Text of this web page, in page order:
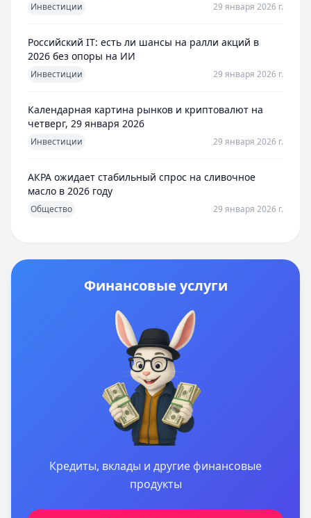
Инвестиции 29 января 2026 г.
Российский IT: есть ли шансы на ралли акций в
2026 без опоры на ИИ
Инвестиции 29 января 2026 г.
Календарная картина рынков и криптовалют на
четверг, 29 января 2026
Инвестиции 29 января 2026 г.
АКРА ожидает стабильный спрос на сливочное
масло в 2026 году
Общество 29 января 2026 г.
Финансовые услуги
Кредиты, вклады и другие финансовые
продукты